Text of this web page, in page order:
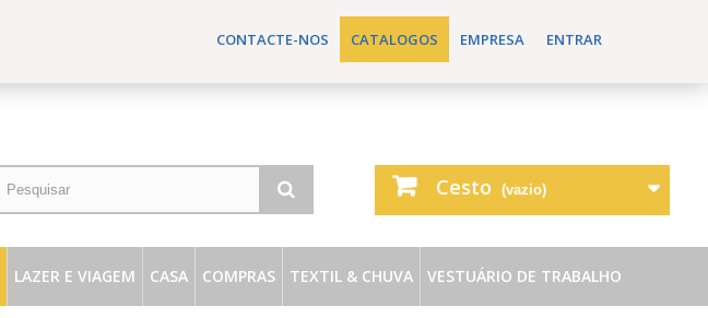
ENTRAR
EMPRESA
CATALOGOS
CONTACTE-NOS
Cesto (vazio)
LAZER E VIAGEM CASA COMPRAS TEXTIL & CHUVA VESTUÁRIO DE TRABALHO